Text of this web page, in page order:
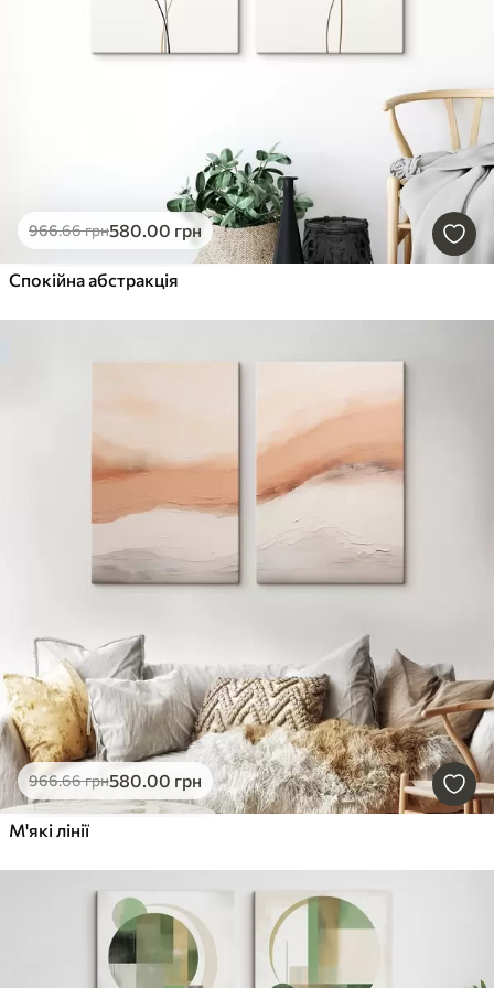
966.66грн580.00 грн
Спокійна абстракція
966.66грн580.00 грн
М'які лінії